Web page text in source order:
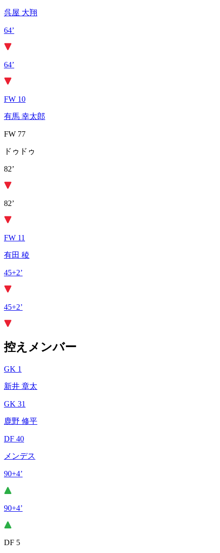
呉屋 大翔
64’
64’
FW 10
有馬 幸太郎
FW 77
ドゥドゥ
82’
82’
FW 11
有田 稜
45+2’
45+2’
控えメンバー
GK 1
新井 章太
GK 31
鹿野 修平
DF 40
メンデス
90+4’
90+4’
DF 5